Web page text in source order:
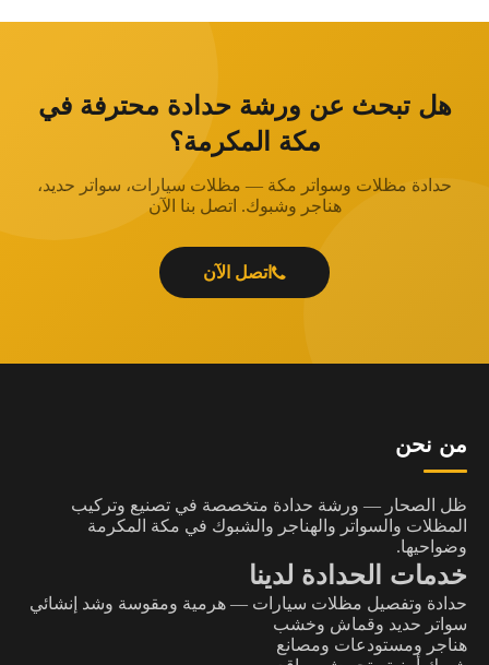
هل تبحث عن ورشة حدادة محترفة في
مكة المكرمة؟
حدادة مظلات وسواتر مكة — مظلات سيارات، سواتر حديد،
هناجر وشبوك. اتصل بنا الآن
اتصل الآن
من نحن
ظل الصحار — ورشة حدادة متخصصة في تصنيع وتركيب
المظلات والسواتر والهناجر والشبوك في مكة المكرمة
وضواحيها.
خدمات الحدادة لدينا
حدادة وتفصيل مظلات سيارات — هرمية ومقوسة وشد إنشائي
سواتر حديد وقماش وخشب
هناجر ومستودعات ومصانع